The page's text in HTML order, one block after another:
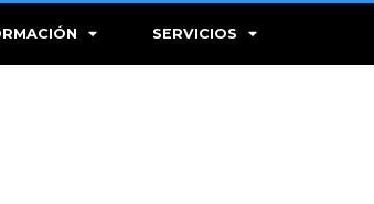
SERVICIOS